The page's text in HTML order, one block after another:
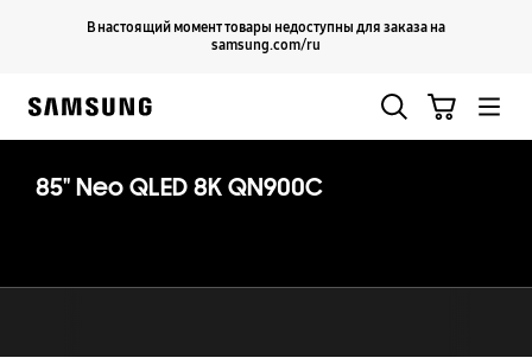
В настоящий момент товары недоступны для заказа на
samsung.com/ru
Продолжить
85" Neo QLED 8K QN900C